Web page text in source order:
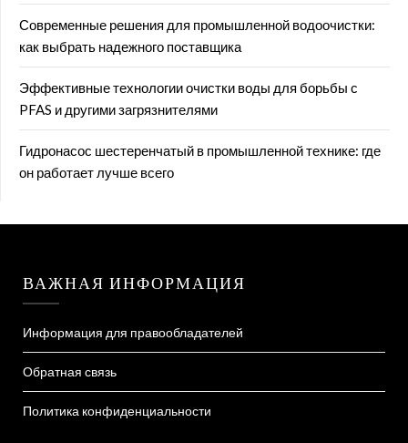
Современные решения для промышленной водоочистки:
как выбрать надежного поставщика
Эффективные технологии очистки воды для борьбы с
PFAS и другими загрязнителями
Гидронасос шестеренчатый в промышленной технике: где
он работает лучше всего
ВАЖНАЯ ИНФОРМАЦИЯ
Информация для правообладателей
Обратная связь
Политика конфиденциальности